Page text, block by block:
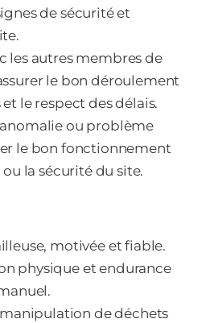
de sécurité et
les autres membres de
le bon déroulement
le respect des délais.
ou problème
le bon fonctionnement
la sécurité du site.
motivée et fiable.
physique et endurance
manipulation de déchets